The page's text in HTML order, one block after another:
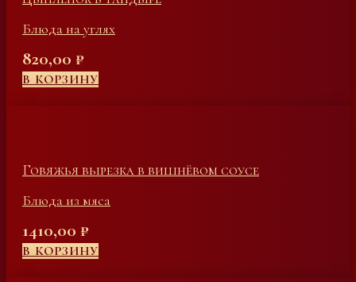
Блюда на углях
820,00 ₽
В КОРЗИНУ
Говяжья вырезка в вишнёвом соусе
Блюда из мяса
1410,00 ₽
В КОРЗИНУ